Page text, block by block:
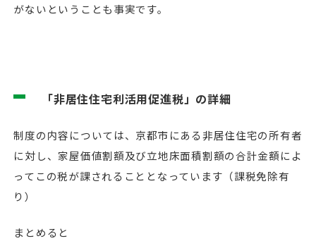
がないということも事実です。
「非居住住宅利活用促進税」の詳細
制度の内容については、京都市にある非居住住宅の所有者
に対し、家屋価値割額及び立地床面積割額の合計金額によ
ってこの税が課されることとなっています（課税免除有
り）
まとめると